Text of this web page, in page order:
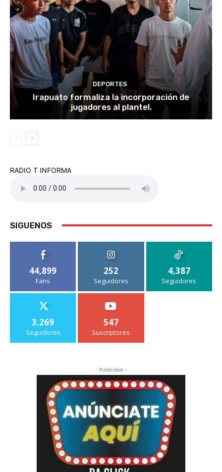
DEPORTES
Irapuato formaliza la incorporación de
jugadores al plantel.
RADIO T INFORMA
SIGUENOS
44,899
Fans
252
Seguidores
4,387
Seguidores
3,269
Seguidores
547
Suscriptores
- Publicidad -